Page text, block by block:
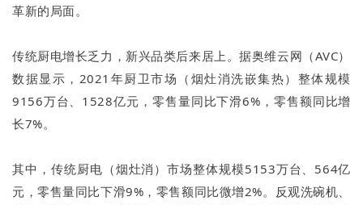
革新的局面。
传统厨电增长乏力，新兴品类后来居上。据奥维云网（AVC）
数据显示，2021年厨卫市场（烟灶消洗嵌集热）整体规模
9156万台、1528亿元，零售量同比下滑6%，零售额同比增
长7%。
其中，传统厨电（烟灶消）市场整体规模5153万台、564亿
元，零售量同比下滑9%，零售额同比微增2%。反观洗碗机、